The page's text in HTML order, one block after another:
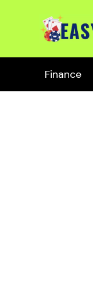
Finance